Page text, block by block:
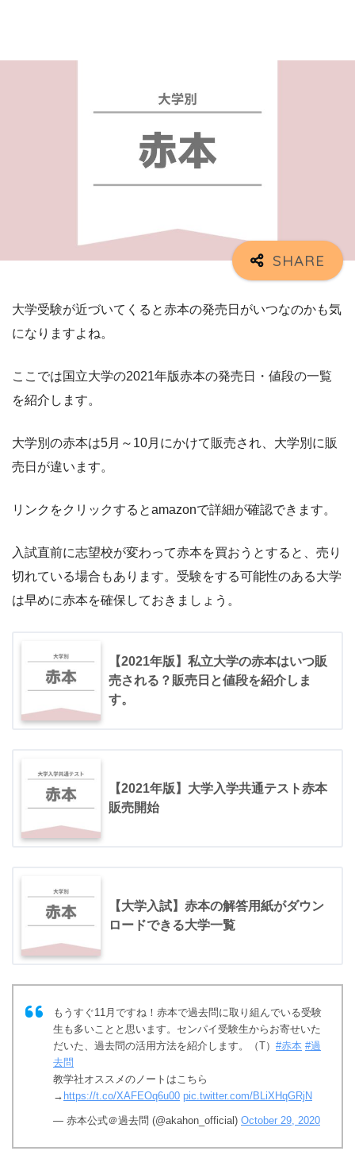
大学受験が近づいてくると赤本の発売日がいつなのかも気
になりますよね。
ここでは国立大学の2021年版赤本の発売日・値段の一覧
を紹介します。
大学別の赤本は5月～10月にかけて販売され、大学別に販
売日が違います。
リンクをクリックするとamazonで詳細が確認できます。
入試直前に志望校が変わって赤本を買おうとすると、売り
切れている場合もあります。受験をする可能性のある大学
は早めに赤本を確保しておきましょう。
【2021年版】私立大学の赤本はいつ販
売される？販売日と値段を紹介しま
す。
【2021年版】大学入学共通テスト赤本
販売開始
【大学入試】赤本の解答用紙がダウン
ロードできる大学一覧
もうすぐ11月ですね！赤本で過去問に取り組んでいる受験
生も多いことと思います。センパイ受験生からお寄せいた
だいた、過去問の活用方法を紹介します。（T） #赤本 #過
去問
教学社オススメのノートはこちら
→ https://t.co/XAFEOq6u00 pic.twitter.com/BLiXHqGRjN
— 赤本公式＠過去問 (@akahon_official) October 29, 2020